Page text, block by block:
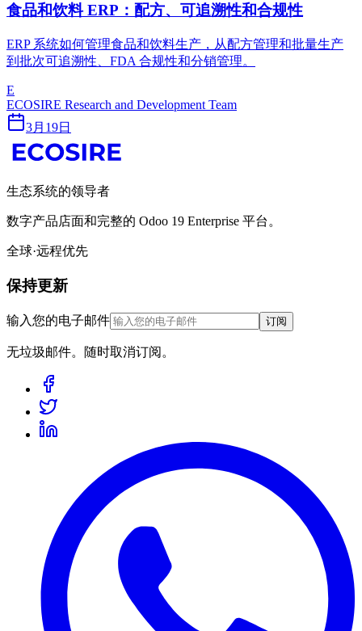
食品和饮料 ERP：配方、可追溯性和合规性
ERP 系统如何管理食品和饮料生产，从配方管理和批量生产
到批次可追溯性、FDA 合规性和分销管理。
E
ECOSIRE Research and Development Team
3月19日
生态系统的领导者
数字产品店面和完整的 Odoo 19 Enterprise 平台。
全球·远程优先
保持更新
输入您的电子邮件 订阅
无垃圾邮件。随时取消订阅。